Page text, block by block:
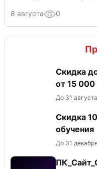
8 августа 0
Скидка до 3
от 15 000
До 31
Скидка
обучения
До 31